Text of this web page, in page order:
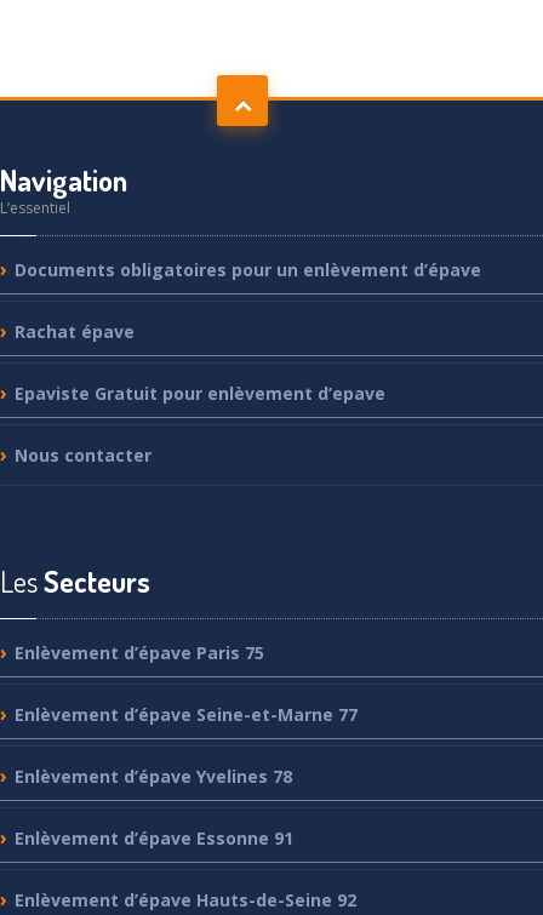
Navigation
L’essentiel
Documents obligatoires pour un enlèvement d’épave
Rachat épave
Epaviste Gratuit pour enlèvement d’epave
Nous contacter
LesSecteurs
Enlèvement d’épave Paris 75
Enlèvement d’épave Seine-et-Marne 77
Enlèvement d’épave Yvelines 78
Enlèvement d’épave Essonne 91
Enlèvement d’épave Hauts-de-Seine 92